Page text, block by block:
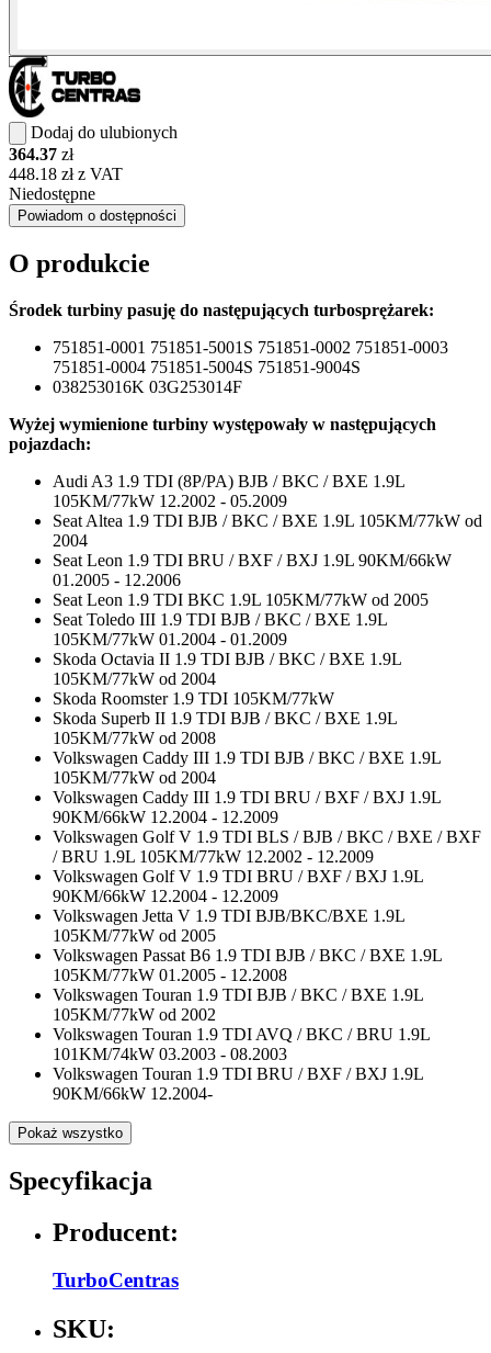
Dodaj do ulubionych
364.37 zł
448.18 zł z VAT
Niedostępne
Powiadom o dostępności
O produkcie
Środek turbiny pasuję do następujących turbosprężarek:
751851-0001 751851-5001S 751851-0002 751851-0003
751851-0004 751851-5004S 751851-9004S
038253016K 03G253014F
Wyżej wymienione turbiny występowały w następujących
pojazdach:
Audi A3 1.9 TDI (8P/PA) BJB / BKC / BXE 1.9L
105KM/77kW 12.2002 - 05.2009
Seat Altea 1.9 TDI BJB / BKC / BXE 1.9L 105KM/77kW od
2004
Seat Leon 1.9 TDI BRU / BXF / BXJ 1.9L 90KM/66kW
01.2005 - 12.2006
Seat Leon 1.9 TDI BKC 1.9L 105KM/77kW od 2005
Seat Toledo III 1.9 TDI BJB / BKC / BXE 1.9L
105KM/77kW 01.2004 - 01.2009
Skoda Octavia II 1.9 TDI BJB / BKC / BXE 1.9L
105KM/77kW od 2004
Skoda Roomster 1.9 TDI 105KM/77kW
Skoda Superb II 1.9 TDI BJB / BKC / BXE 1.9L
105KM/77kW od 2008
Volkswagen Caddy III 1.9 TDI BJB / BKC / BXE 1.9L
105KM/77kW od 2004
Volkswagen Caddy III 1.9 TDI BRU / BXF / BXJ 1.9L
90KM/66kW 12.2004 - 12.2009
Volkswagen Golf V 1.9 TDI BLS / BJB / BKC / BXE / BXF
/ BRU 1.9L 105KM/77kW 12.2002 - 12.2009
Volkswagen Golf V 1.9 TDI BRU / BXF / BXJ 1.9L
90KM/66kW 12.2004 - 12.2009
Volkswagen Jetta V 1.9 TDI BJB/BKC/BXE 1.9L
105KM/77kW od 2005
Volkswagen Passat B6 1.9 TDI BJB / BKC / BXE 1.9L
105KM/77kW 01.2005 - 12.2008
Volkswagen Touran 1.9 TDI BJB / BKC / BXE 1.9L
105KM/77kW od 2002
Volkswagen Touran 1.9 TDI AVQ / BKC / BRU 1.9L
101KM/74kW 03.2003 - 08.2003
Volkswagen Touran 1.9 TDI BRU / BXF / BXJ 1.9L
90KM/66kW 12.2004-
Pokaż wszystko
Specyfikacja
Producent:
TurboCentras
SKU: